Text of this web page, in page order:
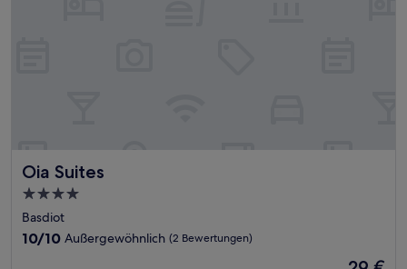
Oia Suites
Oia Suites
4.0-
Sterne-
Unterkunft
Basdiot
10.0
10/10 Außergewöhnlich (2 Bewertungen)
Der